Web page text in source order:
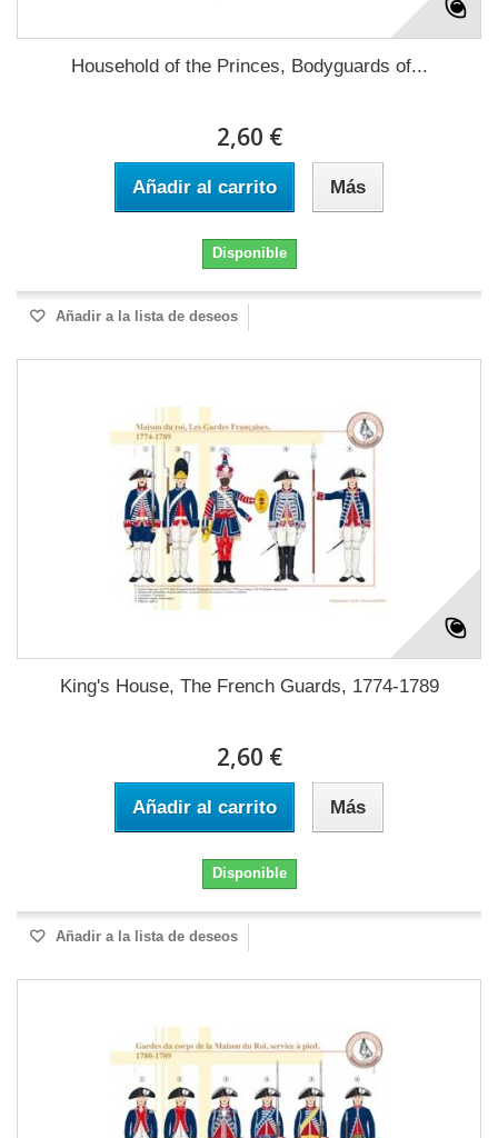
Household of the Princes, Bodyguards of...
2,60 €
Añadir al carrito Más
Disponible
Añadir a la lista de deseos
King's House, The French Guards, 1774-1789
2,60 €
Añadir al carrito Más
Disponible
Añadir a la lista de deseos